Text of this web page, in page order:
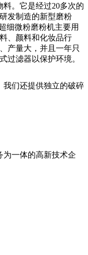
。它是经过20多次的
发制造的新型磨粉
细微粉磨粉机主要用
、颜料和化妆品行
产量大，并且一年只
过滤器以保护环境。
我们还提供独立的破碎
为一体的高新技术企